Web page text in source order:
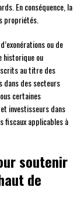
En conséquence, la
propriétés.
ou de
historique ou
au titre des
dans des secteurs
certaines
investisseurs dans
fiscaux applicables à
soutenir
de